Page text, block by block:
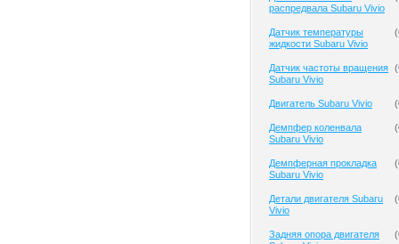
распредвала Subaru Vivio
Датчик температуры
жидкости Subaru Vivio
(
Датчик частоты вращения
Subaru Vivio
(
Двигатель Subaru Vivio (
Демпфер коленвала
Subaru Vivio
(
Демпферная прокладка
Subaru Vivio
(
Детали двигателя Subaru
Vivio
(
Задняя опора двигателя
(